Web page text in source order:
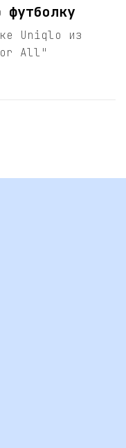
футболку
Uniqlo из
for All"